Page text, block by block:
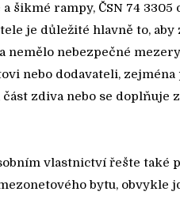
šikmé rampy, ČSN 74 3305
je důležité hlavně to, aby
nemělo nebezpečné
nebo dodavateli, zejména
zdiva nebo se doplňuje
vlastnictví řešte také
bytu, obvykle